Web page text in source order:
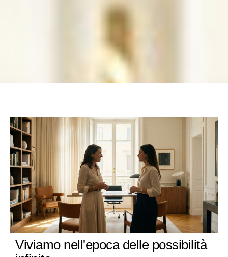
Viviamo nell'epoca delle possibilità